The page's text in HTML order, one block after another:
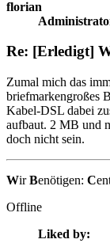
florian
Re: [Erledigt]
Zumal mich das
briefmarkengroßes
Kabel-DSL dabei
aufbaut. 2 MB und
doch nicht sein.
WirBenötigen: C
Offline
Liked by: